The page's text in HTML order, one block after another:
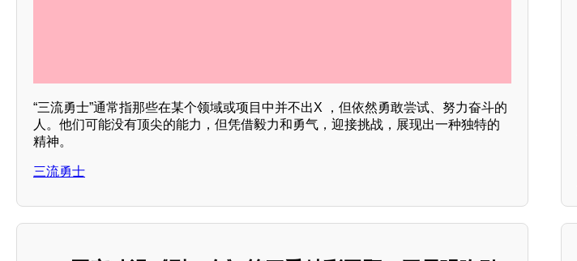
“三流勇士”通常指那些在某个领域或项目中并不出X ，但依然勇敢尝试、努力奋斗的
人。他们可能没有顶尖的能力，但凭借毅力和勇气，迎接挑战，展现出一种独特的
精神。
三流勇士